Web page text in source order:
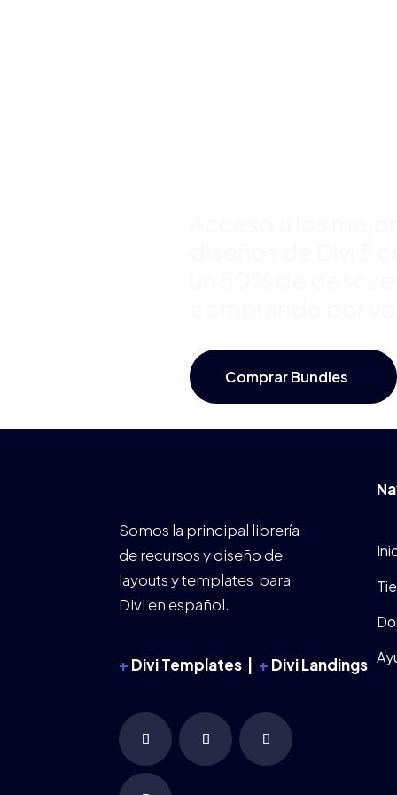
Comprar Bundles
Somos la principal librería
de recursos y diseño de
layouts y templates para
Divi en español.
+ Divi Templates | + Divi Landings